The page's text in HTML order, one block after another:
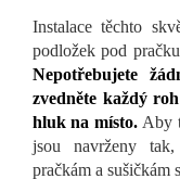
Instalace těchto
podložek pod
Nepotřebujete
zvedněte každý
hluk na místo. Aby
jsou navrženy
pračkám a sušičkám